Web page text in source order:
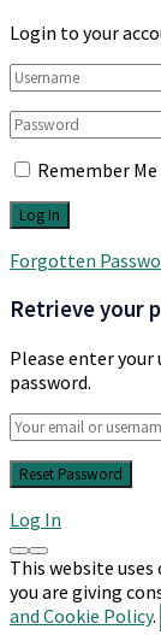
Login to your
Remember Me
Forgotten
Retrieve your
Please enter
password.
Log In
This website
you are giving
and Cookie Policy.